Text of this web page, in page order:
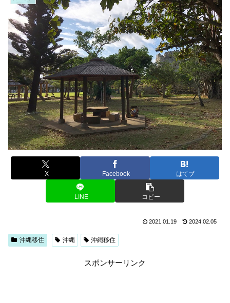
X Facebook はてブ
LINE コピー
2021.01.19 2024.02.05
沖縄移住 沖縄 沖縄移住
スポンサーリンク